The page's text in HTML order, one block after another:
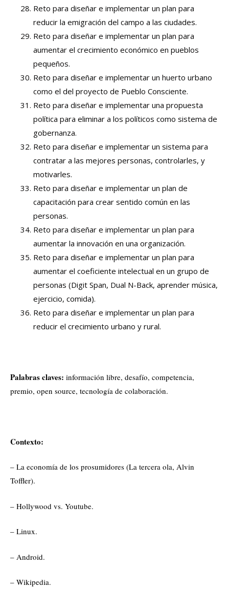
Reto para diseñar e implementar un plan para
reducir la emigración del campo a las ciudades.
Reto para diseñar e implementar un plan para
aumentar el crecimiento económico en pueblos
pequeños.
Reto para diseñar e implementar un huerto urbano
como el del proyecto de Pueblo Consciente.
Reto para diseñar e implementar una propuesta
política para eliminar a los políticos como sistema de
gobernanza.
Reto para diseñar e implementar un sistema para
contratar a las mejores personas, controlarles, y
motivarles.
Reto para diseñar e implementar un plan de
capacitación para crear sentido común en las
personas.
Reto para diseñar e implementar un plan para
aumentar la innovación en una organización.
Reto para diseñar e implementar un plan para
aumentar el coeficiente intelectual en un grupo de
personas (Digit Span, Dual N-Back, aprender música,
ejercicio, comida).
Reto para diseñar e implementar un plan para
reducir el crecimiento urbano y rural.
Palabras claves: información libre, desafío, competencia,
premio, open source, tecnología de colaboración.
Contexto:
– La economía de los prosumidores (La tercera ola, Alvin
Toffler).
– Hollywood vs. Youtube.
– Linux.
– Android.
– Wikipedia.